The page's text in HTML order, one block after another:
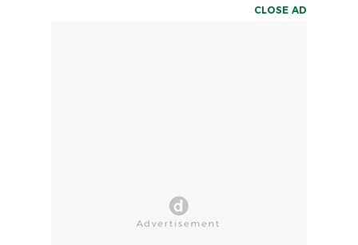
CLOSE AD